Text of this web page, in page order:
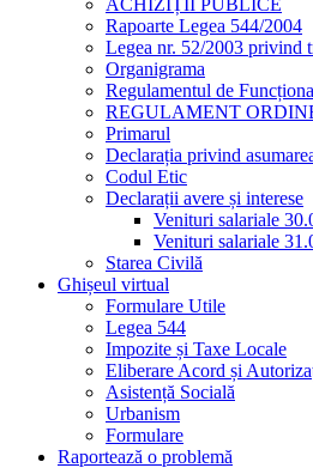
ACHIZIȚII PUBLICE
Rapoarte Legea 544/2004
Legea nr. 52/2003 privind
Organigrama
Regulamentul de
REGULAMENT
Primarul
Declarația privind
Codul Etic
Declarații avere și interese
Venituri salariale
Venituri salariale
Starea Civilă
Ghișeul virtual
Formulare Utile
Legea 544
Impozite și Taxe Locale
Eliberare Acord și
Asistență Socială
Urbanism
Formulare
Raportează o problemă